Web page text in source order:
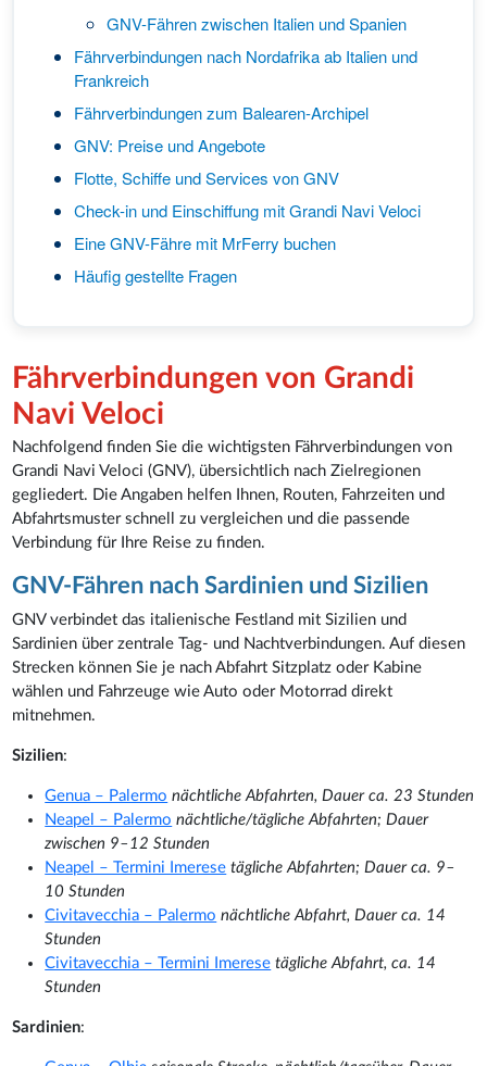
GNV-Fähren zwischen Italien und Spanien
Fährverbindungen nach Nordafrika ab Italien und
Frankreich
Fährverbindungen zum Balearen-Archipel
GNV: Preise und Angebote
Flotte, Schiffe und Services von GNV
Check-in und Einschiffung mit Grandi Navi Veloci
Eine GNV-Fähre mit MrFerry buchen
Häufig gestellte Fragen
Fährverbindungen von Grandi
Navi Veloci
Nachfolgend finden Sie die wichtigsten Fährverbindungen von
Grandi Navi Veloci (GNV), übersichtlich nach Zielregionen
gegliedert. Die Angaben helfen Ihnen, Routen, Fahrzeiten und
Abfahrtsmuster schnell zu vergleichen und die passende
Verbindung für Ihre Reise zu finden.
GNV-Fähren nach Sardinien und Sizilien
GNV verbindet das italienische Festland mit Sizilien und
Sardinien über zentrale Tag- und Nachtverbindungen. Auf diesen
Strecken können Sie je nach Abfahrt Sitzplatz oder Kabine
wählen und Fahrzeuge wie Auto oder Motorrad direkt
mitnehmen.
Sizilien:
Genua – Palermo nächtliche Abfahrten, Dauer ca. 23 Stunden
Neapel – Palermo nächtliche/tägliche Abfahrten; Dauer
zwischen 9–12 Stunden
Neapel – Termini Imerese tägliche Abfahrten; Dauer ca. 9–
10 Stunden
Civitavecchia – Palermo nächtliche Abfahrt, Dauer ca. 14
Stunden
Civitavecchia – Termini Imerese tägliche Abfahrt, ca. 14
Stunden
Sardinien: